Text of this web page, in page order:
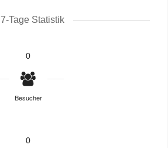
7-Tage Statistik
0
Besucher
0